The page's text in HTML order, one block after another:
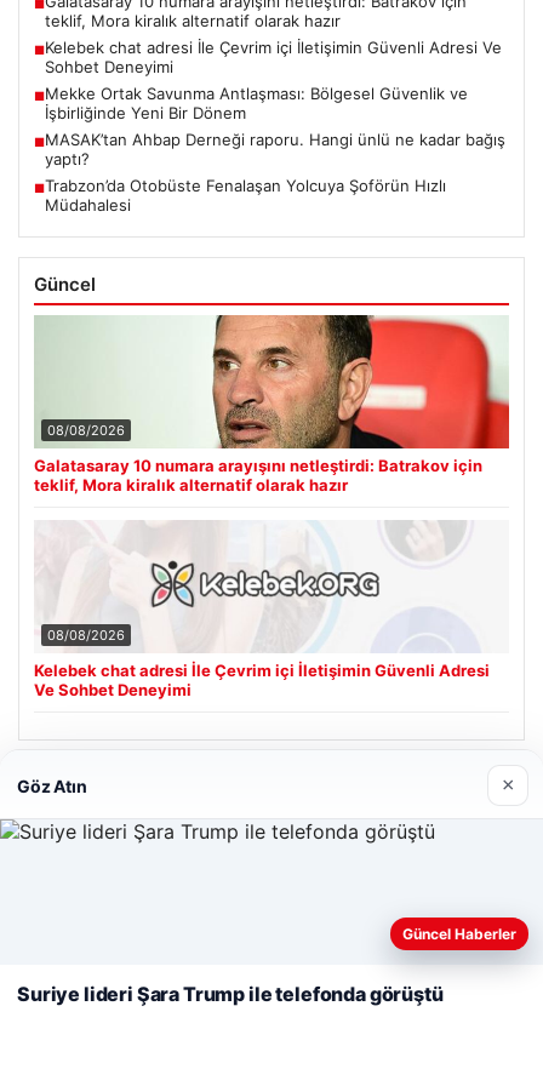
■
teklif, Mora kiralık alternatif olarak hazır
■Kelebek chat adresi İle Çevrim içi İletişimin Güvenli Adresi Ve
Sohbet Deneyimi
■Mekke Ortak Savunma Antlaşması: Bölgesel Güvenlik ve
İşbirliğinde Yeni Bir Dönem
■MASAK’tan Ahbap Derneği raporu. Hangi ünlü ne kadar bağış
yaptı?
■Trabzon’da Otobüste Fenalaşan Yolcuya Şoförün Hızlı
Müdahalesi
Güncel
08/08/2026
Galatasaray 10 numara arayışını netleştirdi: Batrakov için
teklif, Mora kiralık alternatif olarak hazır
08/08/2026
Kelebek chat adresi İle Çevrim içi İletişimin Güvenli Adresi
Ve Sohbet Deneyimi
Son Eklenen Firmalar
Cengiz Sigorta
deneyiminizi kişiselleştirmek ve geliştirmek amacıyla çerezler
Reddet Kabul Et
Göz Atın ×
Güncel Haberler
Suriye lideri Şara Trump ile telefonda görüştü